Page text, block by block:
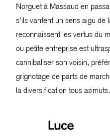
Norguet à Massaud en
s’ils vantent un sens aigu
reconnaissent les vertus du
ou petite entreprise est
cannibaliser son voisin,
grignotage de parts de
la diversification tous azimuts.